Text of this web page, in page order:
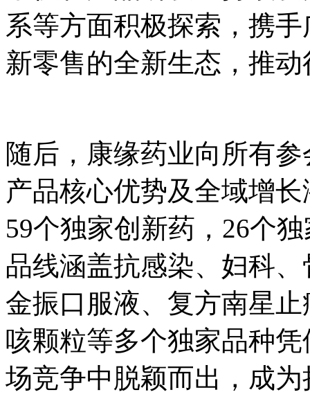
系等方面积极探索，携
新零售的全新生态，推
随后，康缘药业向所有
产品核心优势及全域增
59个独家创新药，26个
品线涵盖抗感染、妇科
金振口服液、复方南星
咳颗粒等多个独家品种
场竞争中脱颖而出，成